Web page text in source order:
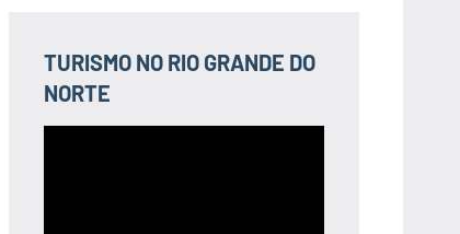
TURISMO NO RIO GRANDE DO
NORTE